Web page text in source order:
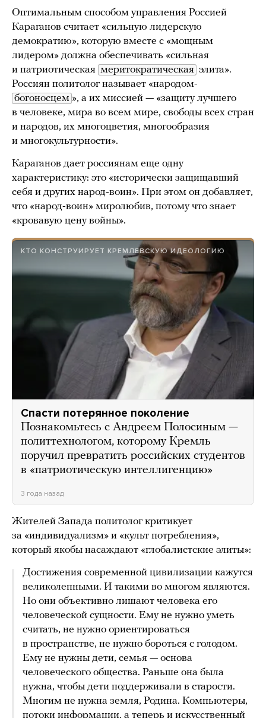
Оптимальным способом управления Россией
Караганов считает «сильную лидерскую
демократию», которую вместе с «мощным
лидером» должна обеспечивать «сильная
и патриотическая меритократическая элита».
Россиян политолог называет «народом-
богоносцем », а их миссией — «защиту лучшего
в человеке, мира во всем мире, свободы всех стран
и народов, их многоцветия, многообразия
и многокультурности».
Караганов дает россиянам еще одну
характеристику: это «исторически защищавший
себя и других народ-воин». При этом он добавляет,
что «народ-воин» миролюбив, потому что знает
«кровавую цену войны».
КТО КОНСТРУИРУЕТ КРЕМЛЕВСКУЮ ИДЕОЛОГИЮ
Спасти потерянное поколение
Познакомьтесь с Андреем Полосиным —
политтехнологом, которому Кремль
поручил превратить российских студентов
в «патриотическую интеллигенцию»
3 года назад
Жителей Запада политолог критикует
за «индивидуализм» и «культ потребления»,
который якобы насаждают «глобалистские элиты»:
Достижения современной цивилизации кажутся
великолепными. И такими во многом являются.
Но они объективно лишают человека его
человеческой сущности. Ему не нужно уметь
считать, не нужно ориентироваться
в пространстве, не нужно бороться с голодом.
Ему не нужны дети, семья — основа
человеческого общества. Раньше она была
нужна, чтобы дети поддерживали в старости.
Многим не нужна земля, Родина. Компьютеры,
потоки информации, а теперь и искусственный